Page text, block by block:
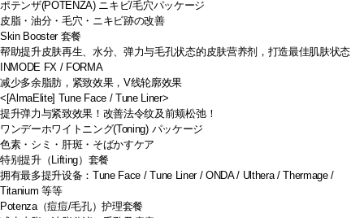
ポテンザ(POTENZA) ニキビ/毛穴パッケージ
皮脂・油分・毛穴・ニキビ跡の改善
Skin Booster 套餐
帮助提升皮肤再生、水分、弹力与毛孔状态的皮肤营养剂，打造最佳肌肤状态
INMODE FX / FORMA
减少多余脂肪，紧致效果，V线轮廓效果
<[AlmaElite] Tune Face / Tune Liner>
提升弹力与紧致效果！改善法令纹及前颊松弛！
ワンデーホワイトニング(Toning) パッケージ
色素・シミ・肝斑・そばかすケア
特别提升（Lifting）套餐
拥有最多提升设备：Tune Face / Tune Liner / ONDA / Ulthera / Thermage /
Titanium 等等
Potenza（痘痘/毛孔）护理套餐